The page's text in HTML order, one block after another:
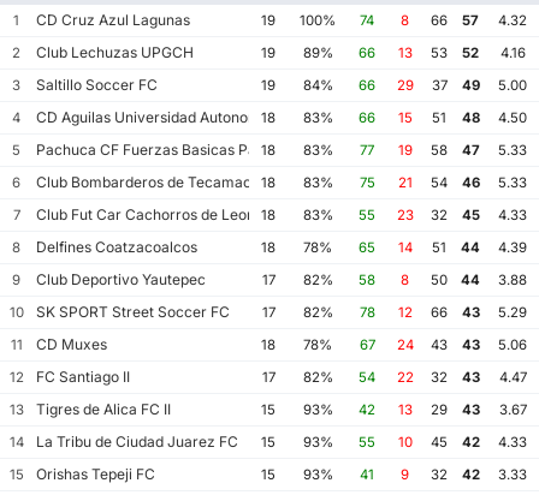
1 CD Cruz Azul Lagunas 19 100% 74 8 66 57
4.32
2
Club Lechuzas UPGCH 19 89% 66 13 53 52
4.16
3
Saltillo Soccer FC 19 84% 66 29 37 49
5.00
4
CD Aguilas Universidad Autonoma de Guerrero
18 83% 66 15 51 48
4.50
5
Pachuca CF Fuerzas Basicas Pachuca CF III
18 83% 77 19 58 47
5.33
6
Club Bombarderos de Tecamac 18 83% 75 21 54 46
5.33
7
Club Fut Car Cachorros de Leon 18 83% 55 23 32 45
4.33
8
Delfines Coatzacoalcos 18 78% 65 14 51 44
4.39
9
Club Deportivo Yautepec 17 82% 58 8 50 44
3.88
10
SK SPORT Street Soccer FC 17 82% 78 12 66 43
5.29
11
CD Muxes 18 78% 67 24 43 43
5.06
12
FC Santiago II 17 82% 54 22 32 43
4.47
13
Tigres de Alica FC II 15 93% 42 13 29 43
3.67
14
La Tribu de Ciudad Juarez FC 15 93% 55 10 45 42
4.33
15
Orishas Tepeji FC 15 93% 41 9 32 42
3.33